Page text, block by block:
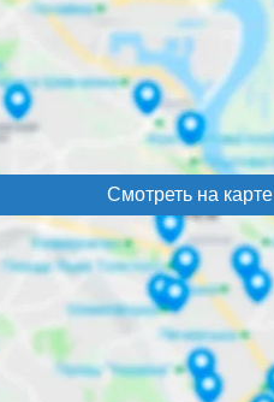
Смотреть на карте